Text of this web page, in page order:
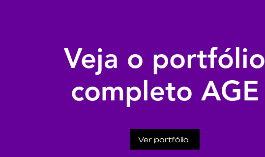
Veja o portfólio
completo AGE
Ver portfólio